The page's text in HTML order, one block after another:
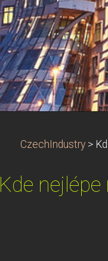
CzechIndustry >
Kde